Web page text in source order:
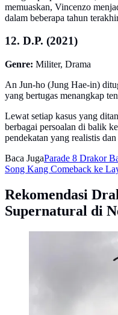
memuaskan, Vincenzo
dalam beberapa tahun
12. D.P. (2021)
Genre: Militer, Drama
An Jun-ho (Jung Hae-in)
yang bertugas menangkap
Lewat setiap kasus yang
berbagai persoalan di balik
pendekatan yang realistis
Baca JugaParade 8 Drakor
Song Kang Comeback ke
Rekomendasi
Supernatural di